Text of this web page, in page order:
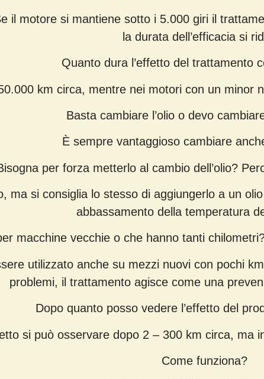
il motore si mantiene sotto i 5.000 giri il
la durata dell’efficacia si
Quanto dura l’effetto del trattamento
km circa, mentre nei motori con un minor
Basta cambiare l’olio o devo
È sempre vantaggioso cambiare
per forza metterlo al cambio dell’olio?
ma si consiglia lo stesso di aggiungerlo a un
abbassamento della temperatura
macchine vecchie o che hanno tanti
utilizzato anche su mezzi nuovi con pochi
problemi, il trattamento agisce come una
Dopo quanto posso vedere l’effetto del
si può osservare dopo 2 – 300 km circa, ma
Come funziona?